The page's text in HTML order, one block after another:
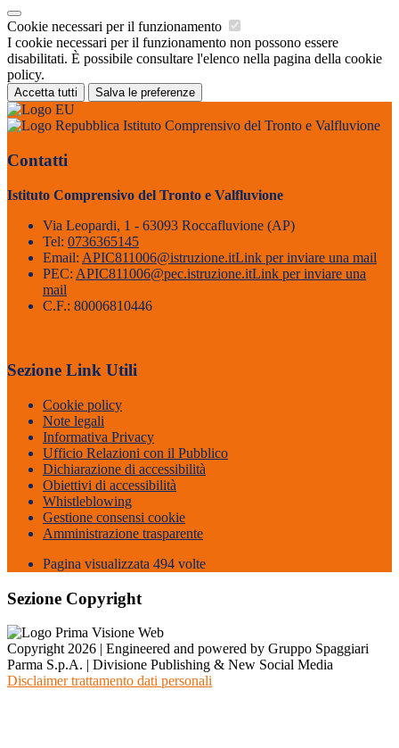
Cookie necessari per il funzionamento
I cookie necessari per il funzionamento non possono essere
disabilitati. È possibile consultare l'elenco nella pagina della cookie
policy.
Accetta tutti Salva le preferenze
Istituto Comprensivo del Tronto e Valfluvione
Contatti
Istituto Comprensivo del Tronto e Valfluvione
Via Leopardi, 1 - 63093 Roccafluvione (AP)
Tel: 0736365145
Email: APIC811006@istruzione.itLink per inviare una mail
PEC: APIC811006@pec.istruzione.itLink per inviare una
mail
C.F.: 80006810446
Sezione Link Utili
Cookie policy
Note legali
Informativa Privacy
Ufficio Relazioni con il Pubblico
Dichiarazione di accessibilità
Obiettivi di accessibilità
Whistleblowing
Gestione consensi cookie
Amministrazione trasparente
Pagina visualizzata 494 volte
Sezione Copyright
Copyright 2026 | Engineered and powered by Gruppo Spaggiari
Parma S.p.A. | Divisione Publishing & New Social Media
Disclaimer trattamento dati personali